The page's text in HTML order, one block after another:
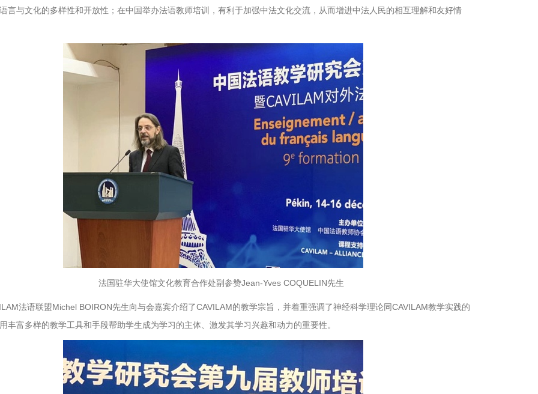
言与文化的多样性和开放性；在中国举办法语教师培训，有利于加强中法文化交流，从而增进中法人民的相互理解和友好情
法国驻华大使馆文化教育合作处副参赞Jean-Yves COQUELIN先生
法语联盟Michel BOIRON先生向与会嘉宾介绍了CAVILAM的教学宗旨，并着重强调了神经科学理论同CAVILAM教学实践的
丰富多样的教学工具和手段帮助学生成为学习的主体、激发其学习兴趣和动力的重要性。